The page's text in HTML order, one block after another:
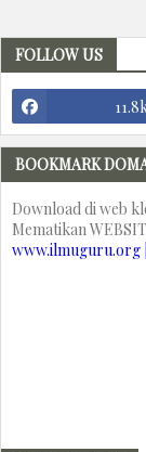
FOLLOW US
BOOKMARK
Download di web
Mematikan
www.ilmuguru.org